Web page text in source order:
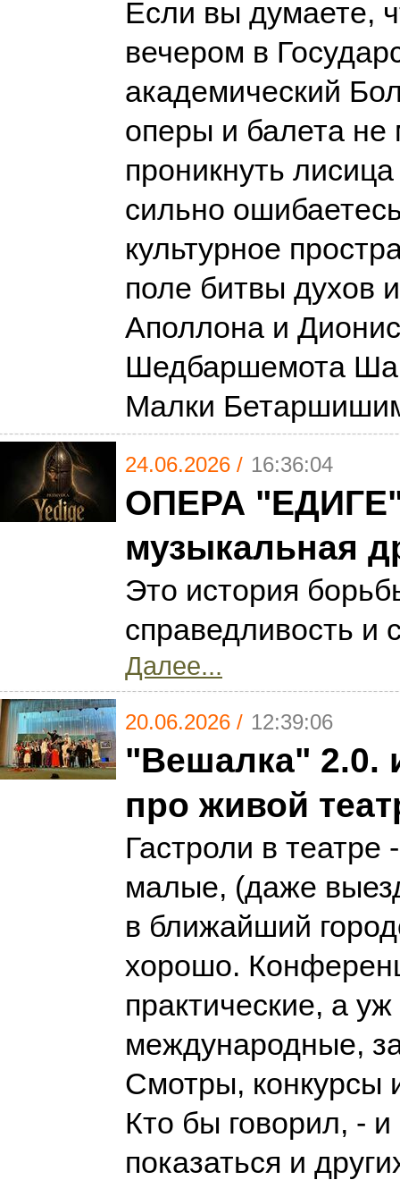
Если вы думаете,
вечером в
академический
оперы и балета не
проникнуть
сильно
культурное
поле битвы духов
Аполлона и
Шедбаршемота
Малки
24.06.2026 / 16:36:04
ОПЕРА
музыкальная
Это история
справедливость и
Далее...
20.06.2026 / 12:39:06
"Вешалка" 2.0.
про живой
Гастроли в театре
малые, (даже
в ближайший
хорошо.
практические, а
международные,
Смотры, конкурсы
Кто бы говорил, -
показаться и